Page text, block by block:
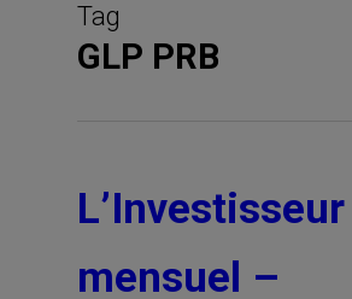
Tag
GLP PRB
mensuel –